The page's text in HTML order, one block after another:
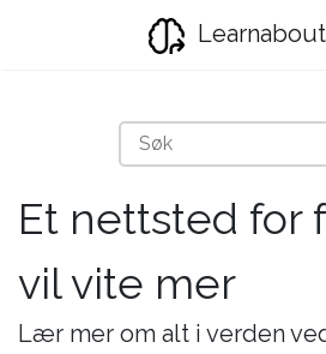
Et nettsted for
vil vite mer
Lær mer om alt i verden